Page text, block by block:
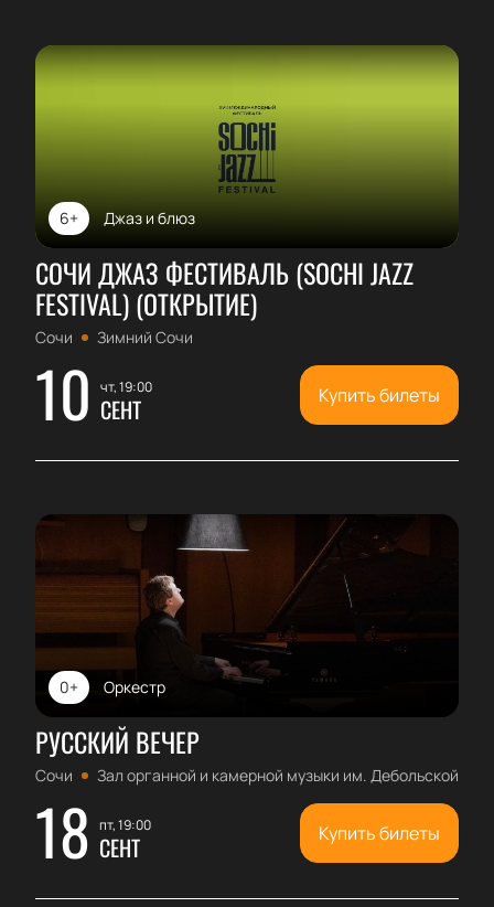
Джаз и блюз
6+
СОЧИ ДЖАЗ ФЕСТИВАЛЬ (SOCHI JAZZ
FESTIVAL) (ОТКРЫТИЕ)
Сочи Зимний Сочи
10 чт, 19:00
СЕНТ Купить билеты
Оркестр
0+
РУССКИЙ ВЕЧЕР
Сочи Зал органной и камерной музыки им. Дебольской
18 пт, 19:00
СЕНТ Купить билеты